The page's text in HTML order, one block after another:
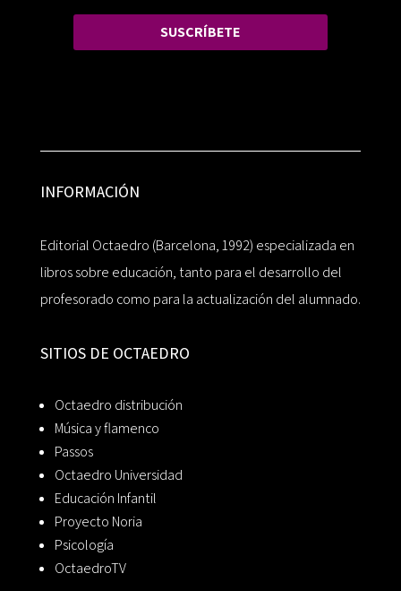
SUSCRÍBETE
INFORMACIÓN
Editorial Octaedro (Barcelona, 1992) especializada en
libros sobre educación, tanto para el desarrollo del
profesorado como para la actualización del alumnado.
SITIOS DE OCTAEDRO
Octaedro distribución
Música y flamenco
Passos
Octaedro Universidad
Educación Infantil
Proyecto Noria
Psicología
OctaedroTV